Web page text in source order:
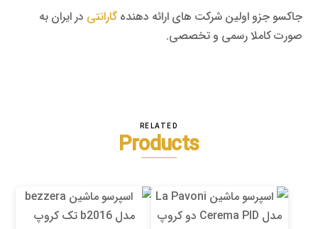
جاکسو جزو اولین شرکت های ارائه دهندهگارانتی در ایران به
صورت کاملا رسمی و تخصصی.
RELATED
Products